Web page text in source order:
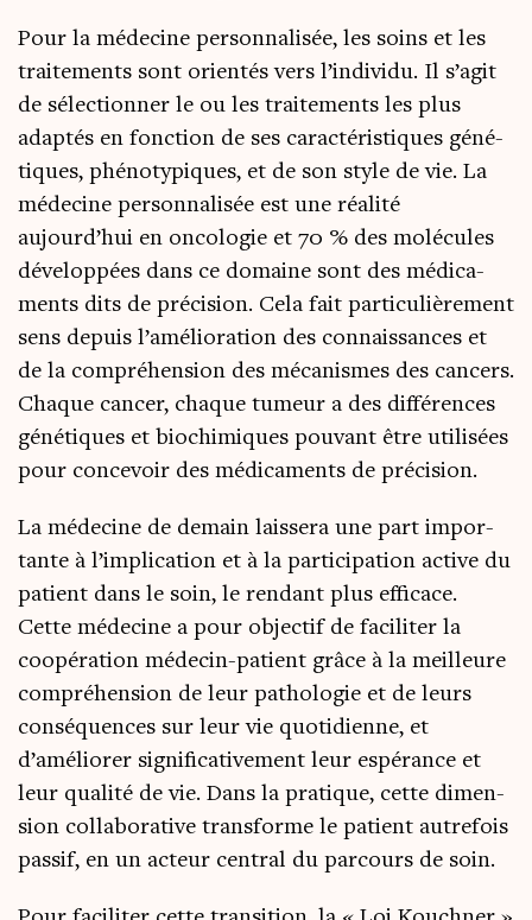
Pour la méde­cine per­son­na­li­sée, les soins et les
trai­te­ments sont orien­tés vers l’in­di­vi­du. Il s’agit
de sélec­tion­ner le ou les trai­te­ments les plus
adap­tés en fonc­tion de ses carac­té­ris­tiques géné­
tiques, phé­no­ty­piques, et de son style de vie. La
méde­cine per­son­na­li­sée est une réa­li­té
aujourd’hui en onco­lo­gie et 70 % des molé­cules
déve­lop­pées dans ce domaine sont des médi­ca­
ments dits de pré­ci­sion. Cela fait par­ti­cu­liè­re­ment
sens depuis l’amélioration des connais­sances et
de la com­pré­hen­sion des méca­nismes des can­cers.
Chaque can­cer, chaque tumeur a des dif­fé­rences
géné­tiques et bio­chi­miques pou­vant être uti­li­sées
pour conce­voir des médi­ca­ments de précision.
La méde­cine de demain lais­se­ra une part impor­
tante à l’implication et à la par­ti­ci­pa­tion active du
patient dans le soin, le ren­dant plus effi­cace.
Cette méde­cine a pour objec­tif de faci­li­ter la
coopé­ra­tion méde­cin-patient grâce à la meilleure
com­pré­hen­sion de leur patho­lo­gie et de leurs
consé­quences sur leur vie quo­ti­dienne, et
d’améliorer signi­fi­ca­ti­ve­ment leur espé­rance et
leur qua­li­té de vie. Dans la pra­tique, cette dimen­
sion col­la­bo­ra­tive trans­forme le patient autre­fois
pas­sif, en un acteur cen­tral du par­cours de soin.